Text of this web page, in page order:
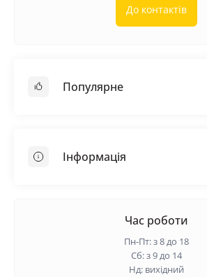
До контактів
Популярне
Самовирівнююча суміш
Інформація
Гарантія та повернення
Час роботи
Пн-Пт: з 8 до 18
Сб: з 9 до 14
Нд: вихідний